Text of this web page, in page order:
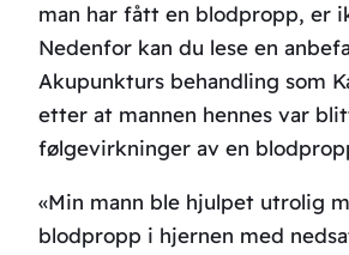
man har fått en blodpropp, er
Nedenfor kan du lese en
Akupunkturs behandling som
etter at mannen hennes var
følgevirkninger av en
«Min mann ble hjulpet utrolig
blodpropp i hjernen med